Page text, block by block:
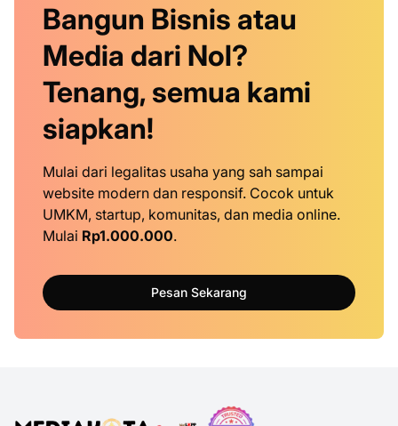
Bangun Bisnis atau
Media dari Nol?
Tenang, semua kami
siapkan!
Mulai dari legalitas usaha yang sah sampai
website modern dan responsif. Cocok untuk
UMKM, startup, komunitas, dan media online.
Mulai Rp1.000.000.
Pesan Sekarang